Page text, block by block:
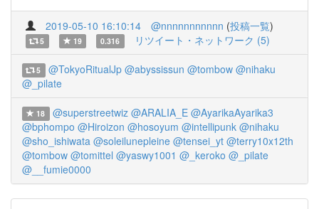
2019-05-10 16:10:14 @nnnnnnnnnnn (投稿一覧)
5 19 0.316 リツイート・ネットワーク (5)
5 @TokyoRitualJp @abyssissun @tombow @nihaku
@_pilate
18 @superstreetwiz @ARALIA_E @AyarikaAyarika3
@bphompo @Hiroizon @hosoyum @intellipunk @nihaku
@sho_ishiwata @soleilunepleine @tensei_yt @terry10x12th
@tombow @tomittel @yaswy1001 @_keroko @_pilate
@__fumie0000